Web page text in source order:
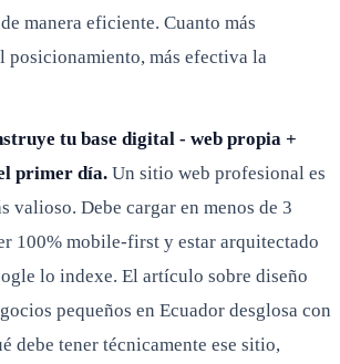
manera eficiente. Cuanto más
posicionamiento, más efectiva la
tu base digital - web propia +
primer día. Un sitio web profesional es
valioso. Debe cargar en menos de 3
100% mobile-first y estar arquitectado
lo indexe. El artículo sobre diseño
pequeños en Ecuador desglosa con
debe tener técnicamente ese sitio,